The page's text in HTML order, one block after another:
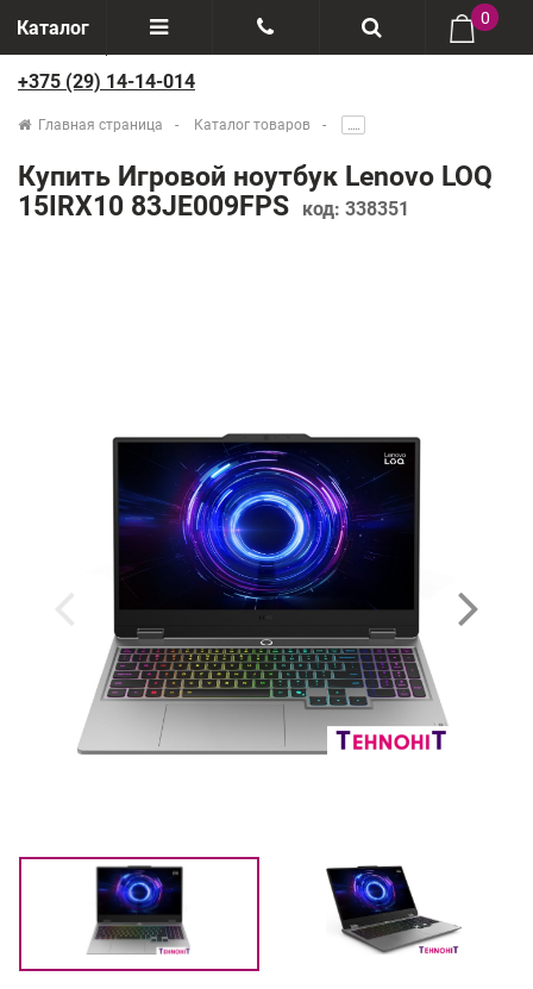
Каталог
Отзывы
Производители
+375(29) 888-44-44
0
+375 (29) 14-14-014
Главная страница Каталог товаров .....
Купить Игровой ноутбук Lenovo LOQ
15IRX10 83JE009FPS
код: 338351